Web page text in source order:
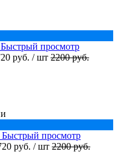
Быстрый просмотр
руб. / шт 2200 руб.
Быстрый просмотр
руб. / шт 2200 руб.